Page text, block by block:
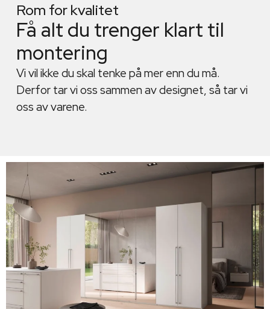
Rom for kvalitet
Få alt du trenger klart til
montering
Vi vil ikke du skal tenke på mer enn du må.
Derfor tar vi oss sammen av designet, så tar vi
oss av varene.